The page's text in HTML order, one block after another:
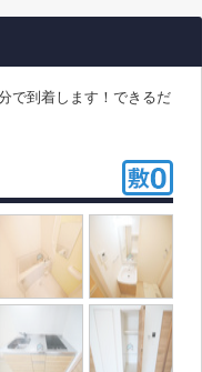
で到着します！できるだ